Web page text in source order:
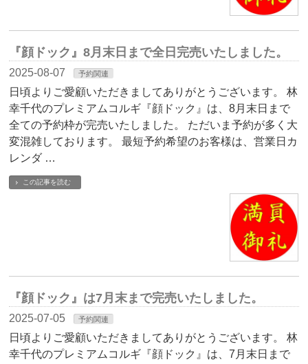
『顔ドック』8月末日まで全日完売いたしました。
2025-08-07 予約関連
日頃よりご愛顧いただきましてありがとうございます。 林
幸千代のプレミアムコルギ『顔ドック』は、8月末日まで
全ての予約枠が完売いたしました。 ただいま予約が多く大
変混雑しております。 最短予約希望のお客様は、営業日カ
レンダ …
この記事を読む
『顔ドック』は7月末まで完売いたしました。
2025-07-05 予約関連
日頃よりご愛顧いただきましてありがとうございます。 林
幸千代のプレミアムコルギ『顔ドック』は、7月末日まで